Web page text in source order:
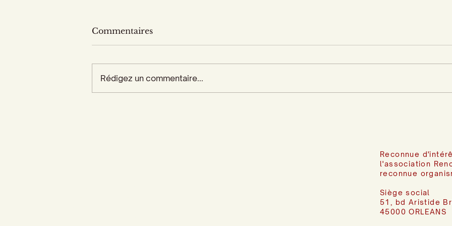
Commentaires
Rédigez un commentaire...
Reconnue
l'association
reconnue
Siège social
51, bd Aristide
45000 ORLEANS